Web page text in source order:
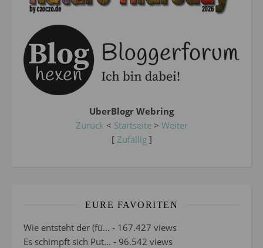
UberBlogr Webring
Zurück < Startseite> Weiter
[ Zufällig]
EURE FAVORITEN
Wie entsteht der (fü... - 167.427 views
Es schimpft sich Put... - 96.542 views